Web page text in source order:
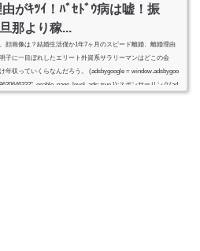
がｷﾂｲ！ﾊﾞｾﾄﾞｳ病は嘘！振
那より稼...
顔画像は？結婚生活僅か1年7ヶ月のスピード離婚、離婚理由
子に一目ぼれしたエリート外資系サラリーマンはどこの会
収っていくらなんだろう。 (adsbygoogle = window.adsbygoo
enable_page_level_ads: true });スポンサーリンク(ad
= w...